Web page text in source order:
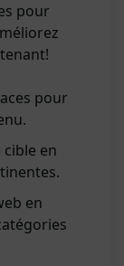
pour
pour
en
en